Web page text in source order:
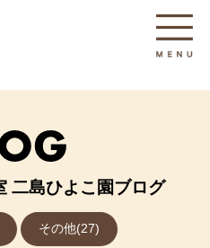
二島ひよこ園ブログ
その他(27)